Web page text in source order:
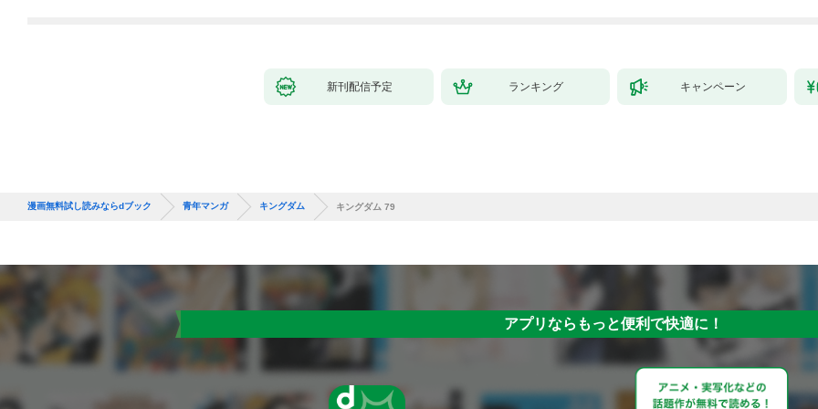
新刊配信予定 ランキング キャンペーン
漫画無料試し読みならdブック 青年マンガ キングダム キングダム 79
アプリならもっと便利で快適に！